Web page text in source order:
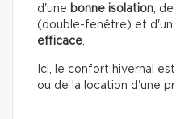
d'une bonne isolation, de
(double-fenêtre) et d'un
efficace.
Ici, le confort hivernal
ou de la location d'une